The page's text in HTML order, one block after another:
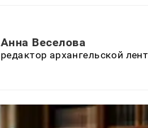
Анна Веселова
редактор архангельской